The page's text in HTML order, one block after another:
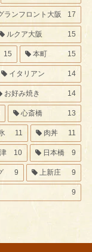
ランフロント大阪 17
ルクア大阪 15
15 本町 15
イタリアン 14
お好み焼き 14
心斎橋 13
11 肉丼 11
10 日本橋 9
9 上新庄 9
9